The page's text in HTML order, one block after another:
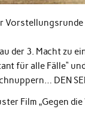
der 3. Macht zu
für alle Fälle“
DEN
Film „Gegen die